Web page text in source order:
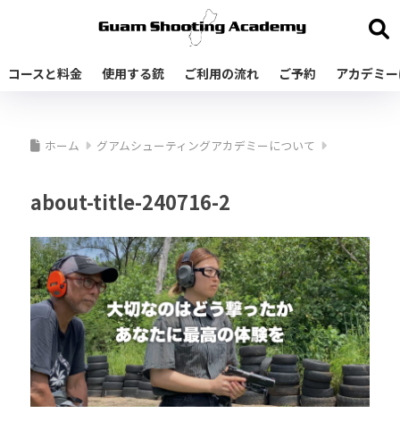
コースと料金 使用する銃 ご利用の流れ ご予約 アカデミ
ホーム グアムシューティングアカデミーについて
about-title-240716-2